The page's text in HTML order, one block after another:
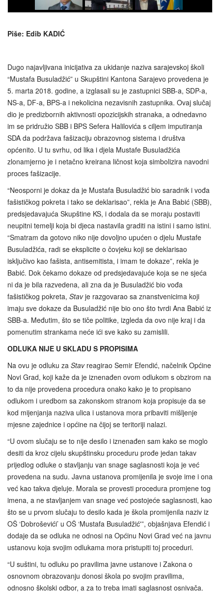
Piše: Edib KADIĆ
Dugo najavljivana inicijativa za ukidanje naziva sarajevskoj školi
“Mustafa Busuladžić” u Skupštini Kantona Sarajevo provedena je
5. marta 2018. godine, a izglasali su je zastupnici SBB-a, SDP-a,
NS-a, DF-a, BPS-a i nekolicina nezavisnih zastupnika. Ovaj slučaj
dio je predizbornih aktivnosti opozicijskih stranaka, a odnedavno
im se pridružio SBB i BPS Sefera Halilovića s ciljem imputiranja
SDA da podržava fašizaciju obrazovnog sistema i društva
općenito. U tu svrhu, od lika i djela Mustafe Busuladžića
zlonamjerno je i netačno kreirana ličnost koja simbolizira navodni
proces fašizacije.
“Neosporni je dokaz da je Mustafa Busuladžić bio saradnik i vođa
fašističkog pokreta i tako se deklarisao”, rekla je Ana Babić (SBB),
predsjedavajuća Skupštine KS, i dodala da se moraju postaviti
neupitni temelji koja bi djeca nastavila graditi na istini i samo istini.
“Smatram da gotovo niko nije dovoljno upućen o djelu Mustafe
Busuladžića, radi se eksplicite o čovjeku koji se deklarisao
isključivo kao fašista, antisemitista, i imam te dokaze”, rekla je
Babić. Dok čekamo dokaze od predsjedavajuće koja se ne sjeća
ni da je bila razvedena, ali zna da je Busuladžić bio vođa
fašističkog pokreta, Stavje razgovarao sa znanstvenicima koji
imaju sve dokaze da Busuladžić nije bio ono što tvrdi Ana Babić iz
SBB-a. Međutim, što se tiče politike, izgleda da ovo nije kraj i da
pomenutim strankama neće ići sve kako su zamislili.
ODLUKA NIJE U SKLADU S PROPISIMA
Na ovu je odluku za Stavreagirao Semir Efendić, načelnik Općine
Novi Grad, koji kaže da je iznenađen ovom odlukom s obzirom na
to da nije provedena procedura onako kako je to propisano
odlukom i uredbom sa zakonskom stranom koja propisuje da se
kod mijenjanja naziva ulica i ustanova mora pribaviti mišljenje
mjesne zajednice i općine na čijoj se teritoriji nalazi.
“U ovom slučaju se to nije desilo i iznenađen sam kako se moglo
desiti da kroz cijelu skupštinsku proceduru prođe jedan takav
prijedlog odluke o stavljanju van snage saglasnosti koja je već
provedena na sudu. Javna ustanova promijenila je svoje ime i ona
već kao takva djeluje. Morala se provesti procedura promjene tog
imena, a ne stavljanjem van snage već postojeće saglasnosti, kao
što se u prvom slučaju to desilo kada je škola promijenila naziv iz
OŠ ‘Dobroševići’ u OŠ ‘Mustafa Busuladžić'”, objašnjava Efendić i
dodaje da se odluka ne odnosi na Općinu Novi Grad već na javnu
ustanovu koja svojim odlukama mora pristupiti toj proceduri.
“U suštini, tu odluku po pravilima javne ustanove i Zakona o
osnovnom obrazovanju donosi škola po svojim pravilima,
odnosno školski odbor, a za to treba imati saglasnost osnivača.